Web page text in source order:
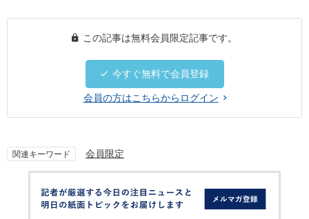
この記事は無料会員限定記事です。
今すぐ無料で会員登録
会員の方はこちらからログイン
関連キーワード 会員限定